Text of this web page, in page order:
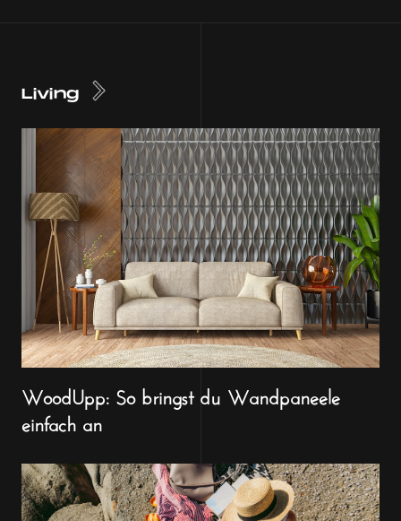
Living
WoodUpp: So bringst du Wandpaneele
einfach an